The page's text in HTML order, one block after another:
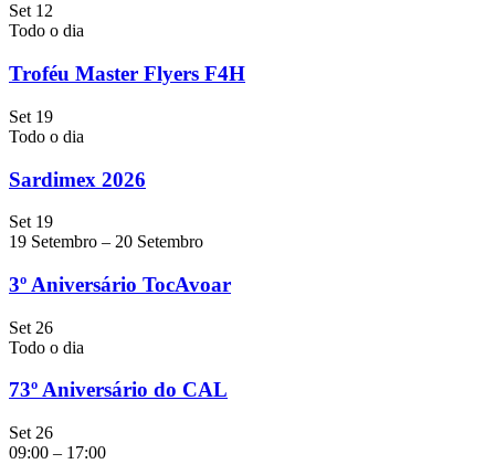
Set 12
Todo o dia
Troféu Master Flyers F4H
Set 19
Todo o dia
Sardimex 2026
Set 19
19 Setembro – 20 Setembro
3º Aniversário TocAvoar
Set 26
Todo o dia
73º Aniversário do CAL
Set 26
09:00 – 17:00